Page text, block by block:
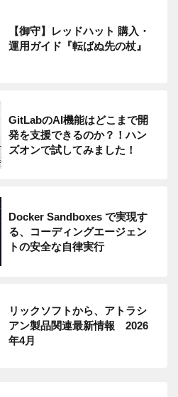
【御守】レッドハット 購入・
運用ガイド『転ばぬ先の杖』
GitLabのAI機能はどこまで開
発を支援できるのか？！ハン
ズオンで試してみました！
Docker Sandboxes で実現す
る、コーディングエージェン
トの安全な自律実行
リックソフトから、アトラシ
アン製品関連最新情報 2026
年4月